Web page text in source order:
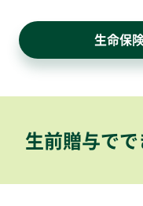
生命保
生前贈与で